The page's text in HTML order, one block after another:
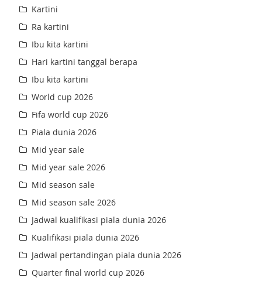
Kartini
Ra kartini
Ibu kita kartini
Hari kartini tanggal berapa
Ibu kita kartini
World cup 2026
Fifa world cup 2026
Piala dunia 2026
Mid year sale
Mid year sale 2026
Mid season sale
Mid season sale 2026
Jadwal kualifikasi piala dunia 2026
Kualifikasi piala dunia 2026
Jadwal pertandingan piala dunia 2026
Quarter final world cup 2026